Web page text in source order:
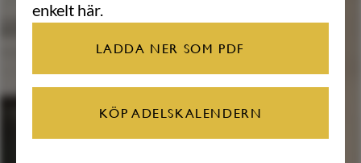
enkelt här.
LADDA NER SOM PDF
KÖP ADELSKALENDERN